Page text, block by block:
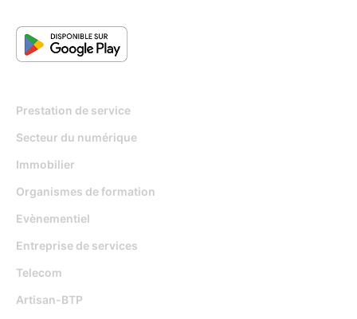
Prestation de service
Secteur du numérique
Immobilier
Organismes de formation
Evènementiel
Entreprise de services
Telecom
Artisan-BTP